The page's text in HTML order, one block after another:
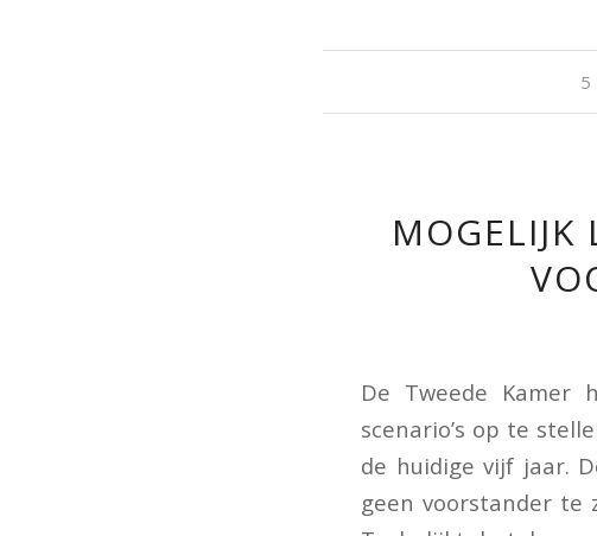
5
MOGELIJK
De Tweede Kamer
scenario’s op te
de huidige vijf jaar.
geen voorstander te